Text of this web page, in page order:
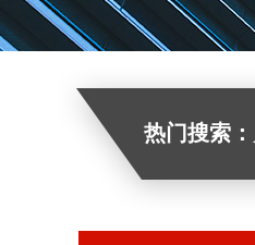
热门搜索：